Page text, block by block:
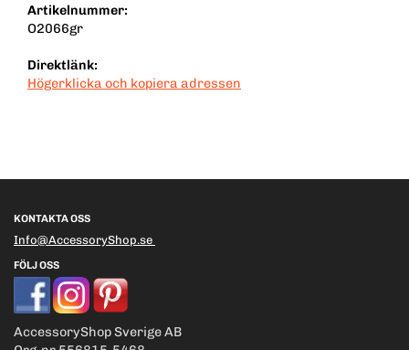
Artikelnummer:
O2066gr
Direktlänk:
Högerklicka och kopiera adressen
KONTAKTA OSS
Info@AccessoryShop.se
FÖLJ OSS
AccessoryShop Sverige AB